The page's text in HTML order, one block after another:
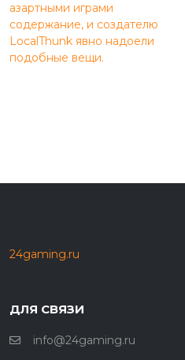
азартными играми
содержание, и создателю
LocalThunk явно надоели
подобные вещи.
24gaming.ru
ДЛЯ СВЯЗИ
info@24gaming.ru